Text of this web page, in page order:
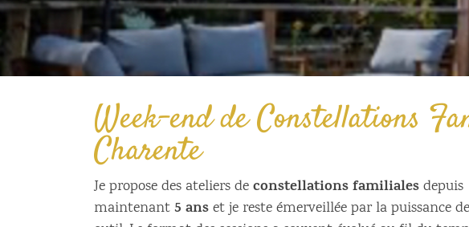
Week-end de Constellations
Charente
Je propose des ateliers deconstellations familialesdepuis
maintenant5 anset je reste émerveillée par la puissance